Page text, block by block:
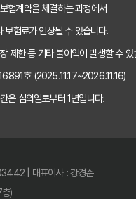
아!" 운전자보험 비교, 내 상황
사이트 똑똑하게 활용하는 5가
택 전 반드시 알아야 할 핵심 정
헤치기: 후회 없는 선택을 위한
험계약을 체결하는 과정에서
험료가 인상될 수 있습니다.
제한 등 기타 불이익이 발생할 수 있
호 (2025.11.17~2026.11.16)
은 심의일로부터 1년입니다.
| 대표이사 : 강경준
)